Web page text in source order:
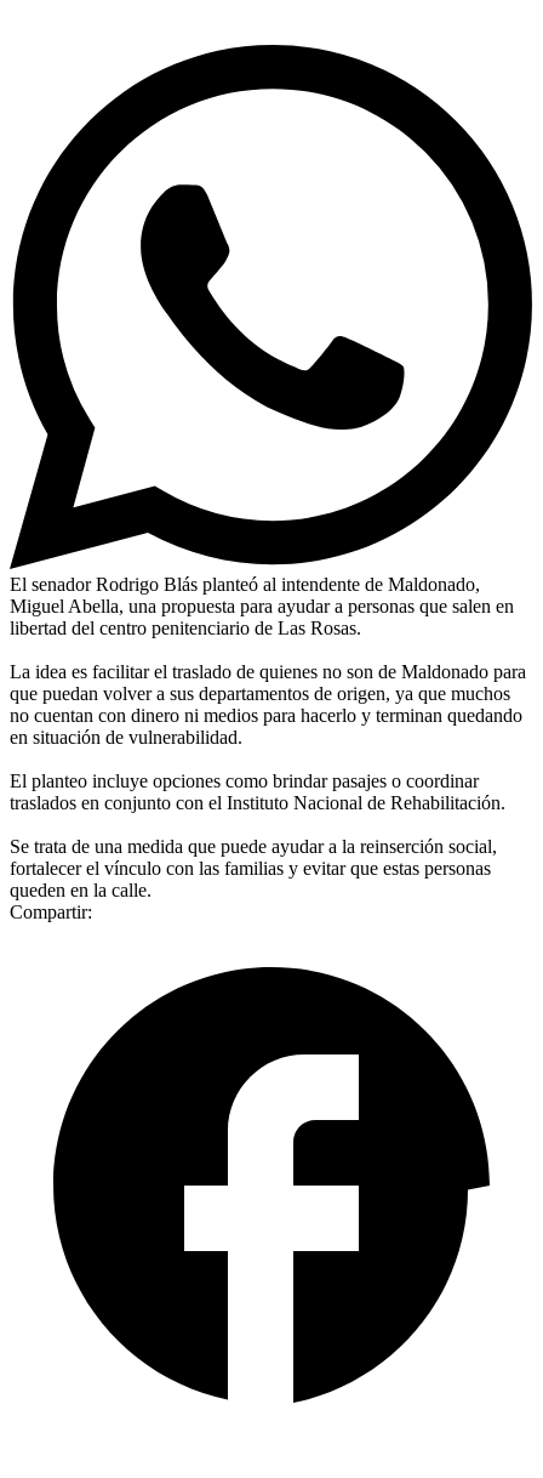
El senador Rodrigo Blás planteó al intendente de Maldonado,
Miguel Abella, una propuesta para ayudar a personas que salen en
libertad del centro penitenciario de Las Rosas.
La idea es facilitar el traslado de quienes no son de Maldonado para
que puedan volver a sus departamentos de origen, ya que muchos
no cuentan con dinero ni medios para hacerlo y terminan quedando
en situación de vulnerabilidad.
El planteo incluye opciones como brindar pasajes o coordinar
traslados en conjunto con el Instituto Nacional de Rehabilitación.
Se trata de una medida que puede ayudar a la reinserción social,
fortalecer el vínculo con las familias y evitar que estas personas
queden en la calle.
Compartir: